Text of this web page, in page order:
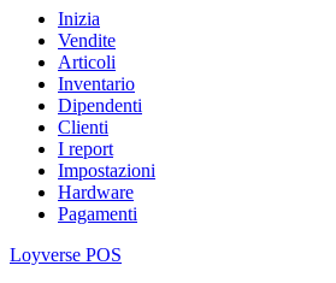
Inizia
Vendite
Articoli
Inventario
Dipendenti
Clienti
I report
Impostazioni
Hardware
Pagamenti
Loyverse POS